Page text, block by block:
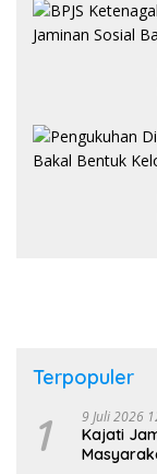
Terpopuler
1 9 Juli 2026
Kajati